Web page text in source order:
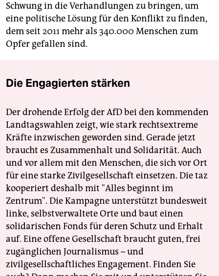
Schwung in die Verhandlungen zu bringen, um
eine politische Lösung für den Konflikt zu finden,
dem seit 2011 mehr als 340.000 Menschen zum
Opfer gefallen sind.
Die Engagierten stärken
Der drohende Erfolg der AfD bei den kommenden
Landtagswahlen zeigt, wie stark rechtsextreme
Kräfte inzwischen geworden sind. Gerade jetzt
braucht es Zusammenhalt und Solidarität. Auch
und vor allem mit den Menschen, die sich vor Ort
für eine starke Zivilgesellschaft einsetzen. Die taz
kooperiert deshalb mit "Alles beginnt im
Zentrum". Die Kampagne unterstützt bundesweit
linke, selbstverwaltete Orte und baut einen
solidarischen Fonds für deren Schutz und Erhalt
auf. Eine offene Gesellschaft braucht guten, frei
zugänglichen Journalismus – und
zivilgesellschaftliches Engagement. Finden Sie